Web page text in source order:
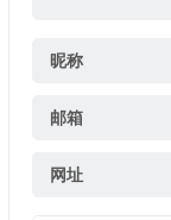
昵称
邮箱
网址